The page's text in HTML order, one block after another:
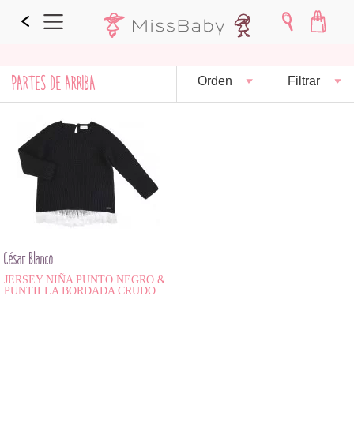
PARTES DE ARRIBA Orden Filtrar
César Blanco
JERSEY NIÑA PUNTO NEGRO &
PUNTILLA BORDADA CRUDO